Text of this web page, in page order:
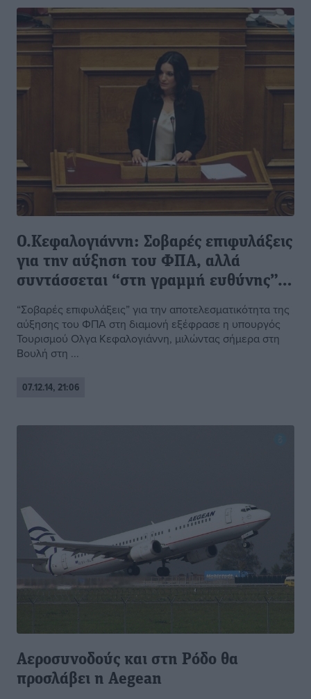
Ο.Κεφαλογιάννη: Σοβαρές επιφυλάξεις
για την αύξηση του ΦΠΑ, αλλά
συντάσσεται “στη γραμμή ευθύνης”…
“Σοβαρές επιφυλάξεις” για την αποτελεσματικότητα της
αύξησης του ΦΠΑ στη διαμονή εξέφρασε η υπουργός
Τουρισμού Ολγα Κεφαλογιάννη, μιλώντας σήμερα στη
Βουλή στη ...
07.12.14, 21:06
Αεροσυνοδούς και στη Ρόδο θα
προσλάβει η Aegean